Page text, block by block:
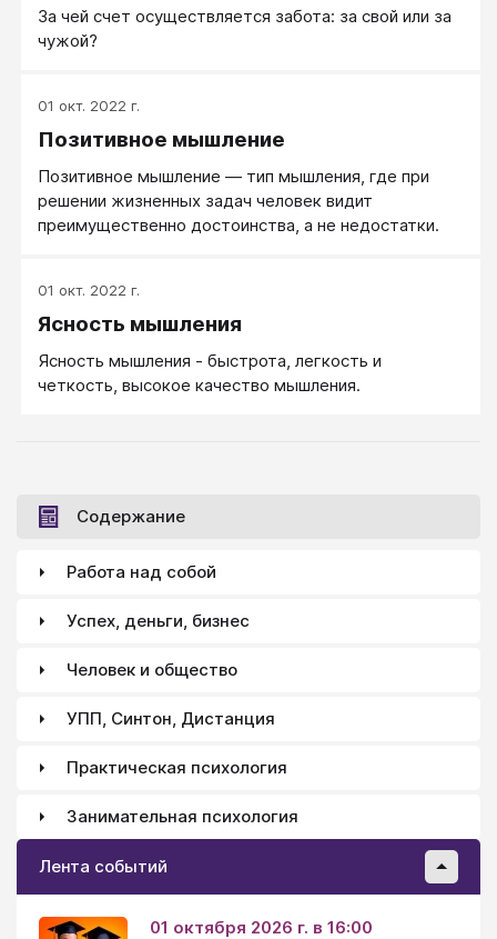
мышление, как процесс, это всего лишь
переработка информации в потоке течения мыслей,
За чей счет осуществляется забота: за свой или за
чужой?
01 окт. 2022 г.
Позитивное мышление
Позитивное мышление — тип мышления, где при
решении жизненных задач человек видит
преимущественно достоинства, а не недостатки.
01 окт. 2022 г.
Ясность мышления
Ясность мышления - быстрота, легкость и
четкость, высокое качество мышления.
Содержание
Работа над собой
Успех, деньги, бизнес
Человек и общество
УПП, Синтон, Дистанция
Практическая психология
Занимательная психология
Лента событий
01 октября 2026 г. в 16:00